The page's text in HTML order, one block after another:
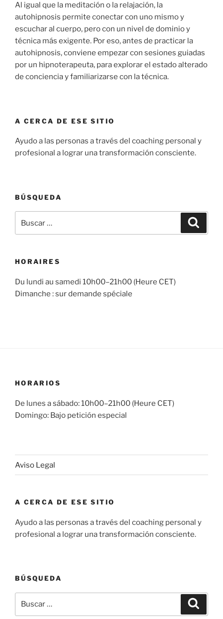
Al igual que la meditación o la relajación, la
autohipnosis permite conectar con uno mismo y
escuchar al cuerpo, pero con un nivel de dominio y
técnica más exigente. Por eso, antes de practicar la
autohipnosis, conviene empezar con sesiones guiadas
por un hipnoterapeuta, para explorar el estado alterado
de conciencia y familiarizarse con la técnica.
A CERCA DE ESE SITIO
Ayudo a las personas a través del coaching personal y
profesional a lograr una transformación consciente.
BÚSQUEDA
por:
HORAIRES
Du lundi au samedi 10h00–21h00 (Heure CET)
Dimanche : sur demande spéciale
HORARIOS
De lunes a sábado: 10h00–21h00 (Heure CET)
Domingo: Bajo petición especial
Aviso Legal
A CERCA DE ESE SITIO
Ayudo a las personas a través del coaching personal y
profesional a lograr una transformación consciente.
BÚSQUEDA
por: